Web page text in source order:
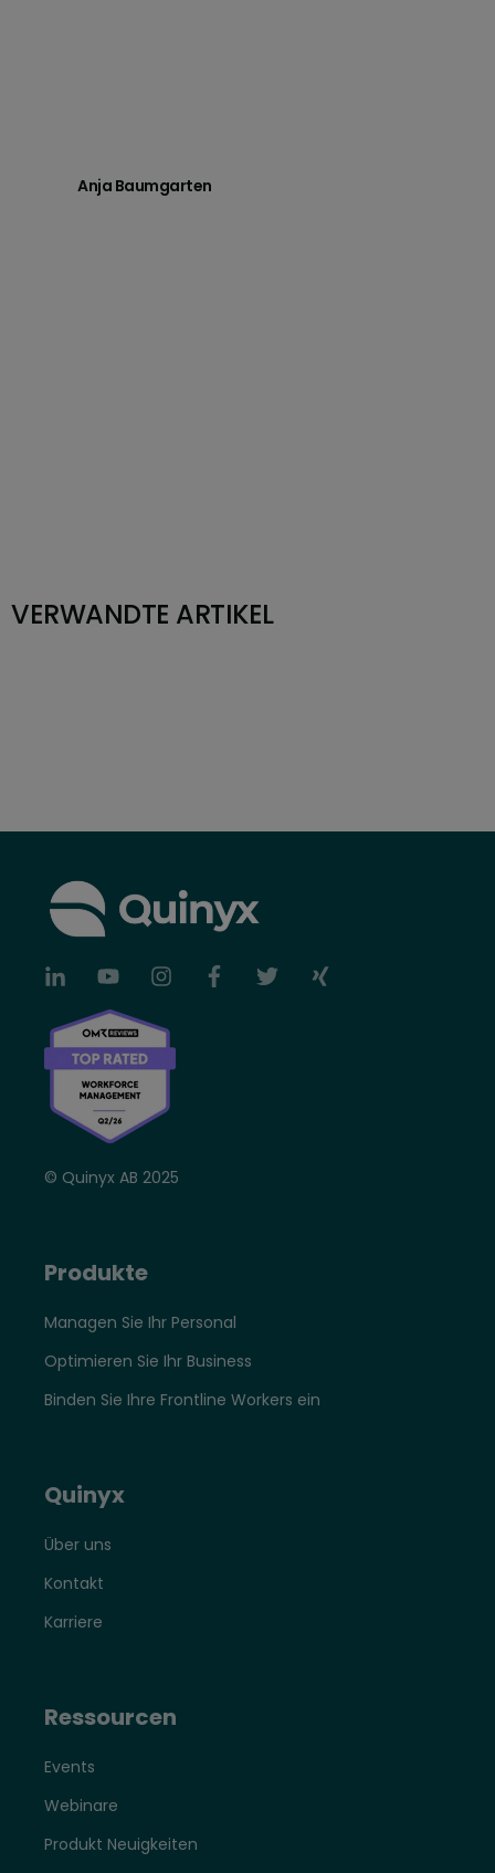
Anja Baumgarten
VERWANDTE ARTIKEL
© Quinyx AB 2025
Produkte
Managen Sie Ihr Personal
Optimieren Sie Ihr Business
Binden Sie Ihre Frontline Workers ein
Quinyx
Über uns
Kontakt
Karriere
Ressourcen
Events
Webinare
Produkt Neuigkeiten